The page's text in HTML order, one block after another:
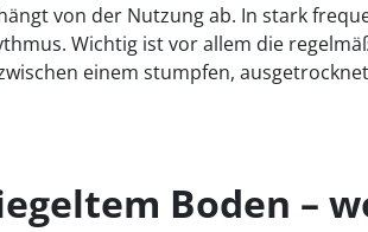
von der Nutzung ab. In stark
Wichtig ist vor allem die
einem stumpfen,
Boden –